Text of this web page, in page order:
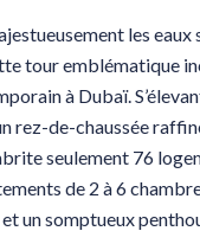
les
tour emblématique
à Dubaï.
rez-de-chaussée
seulement 76
de 2 à 6
un somptueux